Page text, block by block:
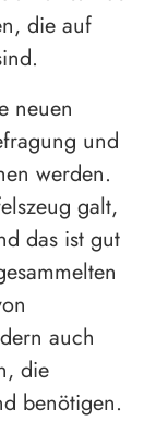
die auf
neuen
und
werden.
galt,
das ist gut
auch
die
benötigen.